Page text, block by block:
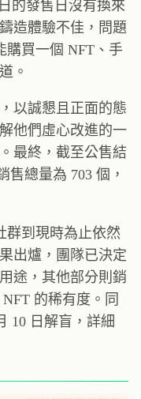
的發售日沒有換來
造體驗不佳，問題
購買一個 NFT、手
。
以誠懇且正面的態
他們虛心改進的一
最終，截至公售結
售總量為 703 個，
群到現時為止依然
出爐，團隊已決定
途，其他部分則銷
的稀有度。同
10 日解盲，詳細